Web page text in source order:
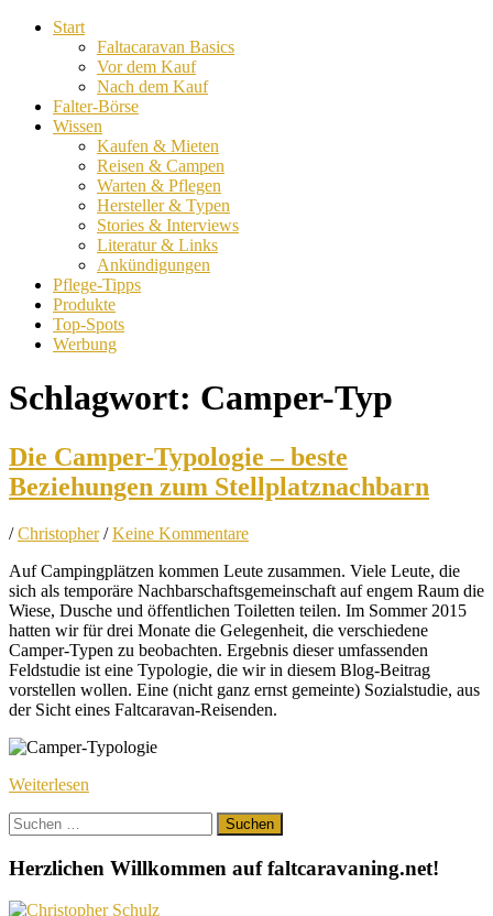
Start
Faltacaravan Basics
Vor dem Kauf
Nach dem Kauf
Falter-Börse
Wissen
Kaufen & Mieten
Reisen & Campen
Warten & Pflegen
Hersteller & Typen
Stories & Interviews
Literatur & Links
Ankündigungen
Pflege-Tipps
Produkte
Top-Spots
Werbung
Schlagwort: Camper-Typ
Die Camper-Typologie – beste
Beziehungen zum Stellplatznachbarn
/Christopher /Keine Kommentare
Auf Campingplätzen kommen Leute zusammen. Viele Leute, die
sich als temporäre Nachbarschaftsgemeinschaft auf engem Raum die
Wiese, Dusche und öffentlichen Toiletten teilen. Im Sommer 2015
hatten wir für drei Monate die Gelegenheit, die verschiedene
Camper-Typen zu beobachten. Ergebnis dieser umfassenden
Feldstudie ist eine Typologie, die wir in diesem Blog-Beitrag
vorstellen wollen. Eine (nicht ganz ernst gemeinte) Sozialstudie, aus
der Sicht eines Faltcaravan-Reisenden.
Weiterlesen
Suchen
nach:
Herzlichen Willkommen auf faltcaravaning.net!